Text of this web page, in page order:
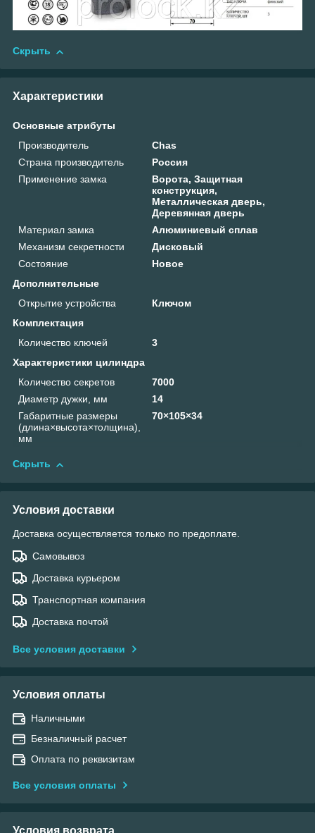
Скрыть
Характеристики
Основные атрибуты
Производитель
Chas
Страна производитель
Россия
Применение замка
Ворота, Защитная
конструкция,
Металлическая дверь,
Деревянная дверь
Материал замка
Алюминиевый сплав
Механизм секретности
Дисковый
Состояние
Новое
Дополнительные
Открытие устройства
Ключом
Комплектация
Количество ключей
3
Характеристики цилиндра
Количество секретов
7000
Диаметр дужки, мм
14
Габаритные размеры
(длина×высота×толщина),
мм
70×105×34
Скрыть
Условия доставки
Доставка осуществляется только по предоплате.
Самовывоз
Доставка курьером
Транспортная компания
Доставка почтой
Все условия доставки
Условия оплаты
Наличными
Безналичный расчет
Оплата по реквизитам
Все условия оплаты